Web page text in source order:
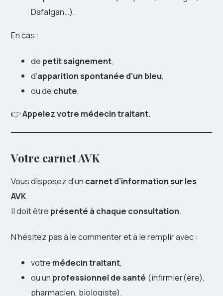
Dafalgan…).
En cas :
de petit saignement,
d’apparition spontanée d’un bleu,
ou de chute,
👉Appelez votre médecin traitant.
Votre carnet AVK
Vous disposez d’un carnet d’information sur les
AVK.
Il doit être présenté à chaque consultation.
N’hésitez pas à le commenter et à le remplir avec :
votre médecin traitant,
ou un professionnel de santé (infirmier(ère),
pharmacien, biologiste).